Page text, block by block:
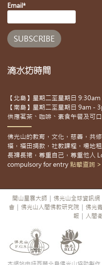
Email*
滴水坊時間
【北島】星期二至星期日
【南島】星期二至星期日 9am -
供應茗茶、咖啡、素食午餐及可
佛光山的教育，文化，慈善，共
福，福田捐款，社教課程，場地
長褲長裙，尊重自己，尊重他人
compulsory for entry 點擊查詢 >
開山星雲大師 佛光山全球資訊網
會
佛光山人間佛教研究院 佛光
報
人間